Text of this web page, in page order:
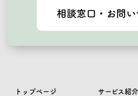
相談窓口・お問
トップページ サービス紹介